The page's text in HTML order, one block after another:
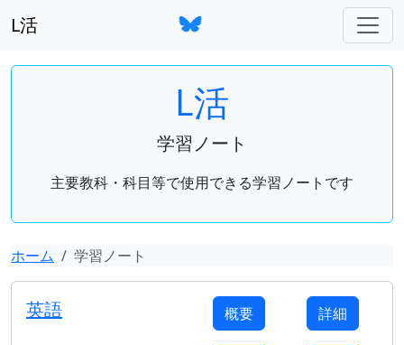
L活
L活
学習ノート
主要教科・科目等で使用できる学習ノートです
ホーム 学習ノート
英語 概要 詳細